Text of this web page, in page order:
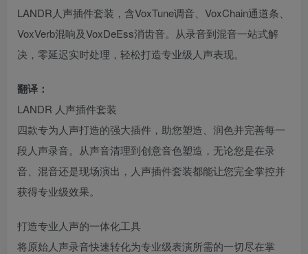
LANDR人声插件套装，含VoxTune调音、VoxChain通道条、
VoxVerb混响及VoxDeEss消齿音。从录音到混音一站式解
决，零延迟实时处理，轻松打造专业级人声表现。
翻译：
LANDR 人声插件套装
四款专为人声打造的强大插件，助您塑造、润色并完善每一
段人声录音。从声音清理到创意音色塑造，无论您是在录
音、混音还是现场演出，人声插件套装都能让您完全掌控并
获得专业级效果。
打造专业人声的一体化工具
将原始人声录音快速转化为专业级表演所需的一切尽在掌